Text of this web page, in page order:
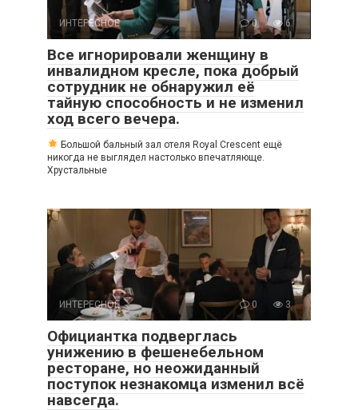
ИНТЕРЕСНОЕ 0 6
Все игнорировали женщину в
инвалидном кресле, пока добрый
сотрудник не обнаружил её
тайную способность и не изменил
ход всего вечера.
Большой бальный зал отеля Royal Crescent ещё
никогда не выглядел настолько впечатляюще.
Хрустальные
ИНТЕРЕСНОЕ 0 3
Официантка подверглась
унижению в фешенебельном
ресторане, но неожиданный
поступок незнакомца изменил всё
навсегда.